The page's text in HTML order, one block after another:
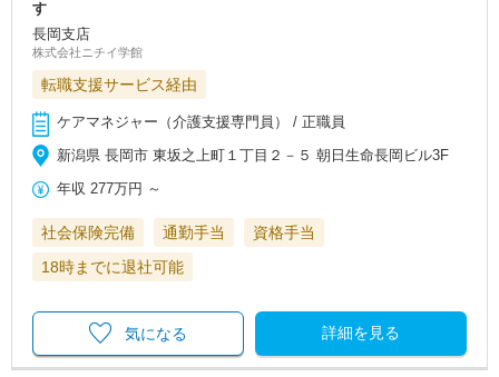
す
長岡支店
株式会社ニチイ学館
転職支援サービス経由
ケアマネジャー（介護支援専門員） / 正職員
新潟県 長岡市 東坂之上町１丁目２－５ 朝日生命長岡ビル3F
年収 277万円 ～
社会保険完備 通勤手当
資格手当
18時までに退社可能
詳細を見る
気になる